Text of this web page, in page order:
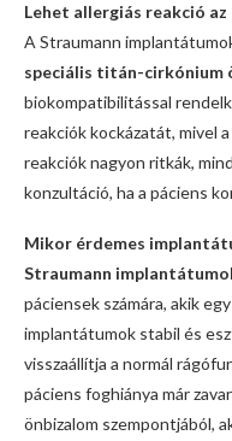
Lehet allergiás reakció az
A Straumann
speciális titán-cirkónium
biokompatibilitással
reakciók kockázatát, mivel
reakciók nagyon ritkák,
konzultáció, ha a páciens
Mikor érdemes
Straumann
páciensek számára, akik
implantátumok stabil és
visszaállítja a normál
páciens foghiánya már
önbizalom szempontjából,